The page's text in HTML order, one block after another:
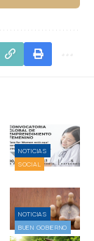
NOTICIAS
SOCIAL
NOTICIAS
BUEN GOBIERNO